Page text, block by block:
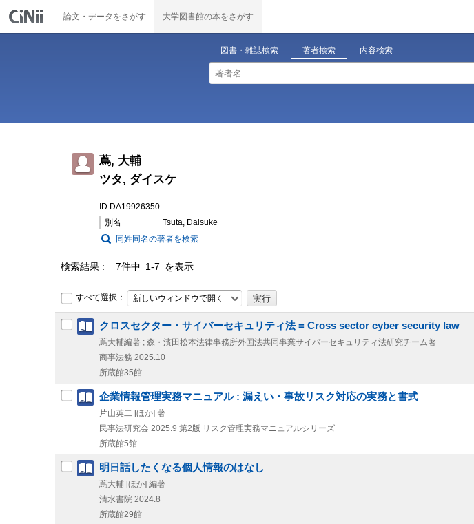
論文・データをさがす 大学図書館の本をさがす
図書・雑誌検索 著者検索 内容検索
蔦, 大輔
ツタ, ダイスケ
ID:DA19926350
別名
Tsuta, Daisuke
同姓同名の著者を検索
検索結果 7件中 1-7 を表示
すべて選択： 新しいウィンドウで開く
クロスセクター・サイバーセキュリティ法 = Cross sector cyber security law
蔦大輔編著 ; 森・濱田松本法律事務所外国法共同事業サイバーセキュリティ法研究チーム著
商事法務 2025.10
所蔵館35館
企業情報管理実務マニュアル : 漏えい・事故リスク対応の実務と書式
片山英二 [ほか] 著
民事法研究会 2025.9 第2版 リスク管理実務マニュアルシリーズ
所蔵館5館
明日話したくなる個人情報のはなし
蔦大輔 [ほか] 編著
清水書院 2024.8
所蔵館29館